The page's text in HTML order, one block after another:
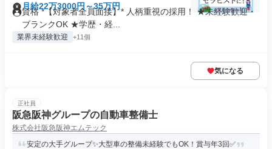
月給22万3000円～35万円
資格 *【対象者全員面接】* 人柄重視の採用！ ★未経験歓迎・
ブランクOK ★学歴・経...
業界未経験歓迎 +11個
気になる
正社員
阪急阪神グループの自動車整備士
株式会社阪急阪神エムテック
安定の大手グループ✨大型車の整備未経験でもOK！賞与年3回✅